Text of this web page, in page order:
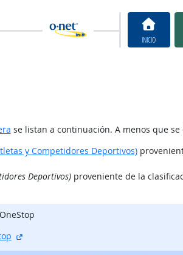
INICIO
se listan a continuación. A menos que
y Competidores Deportivos)
Deportivos)proveniente de la
sitio externo